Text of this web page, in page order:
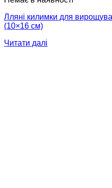
Лляні килимки для
(10×16 см)
Читати далі